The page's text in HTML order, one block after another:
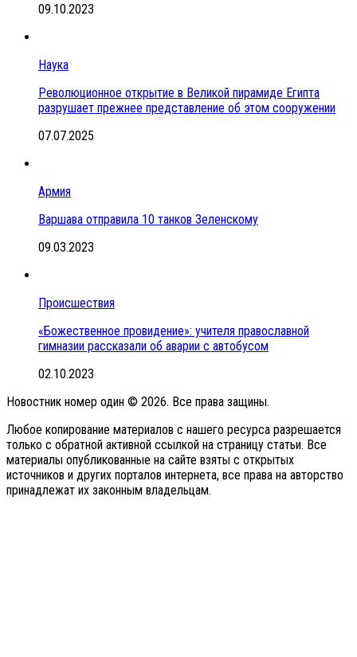
09.10.2023
Наука
Революционное открытие в Великой пирамиде Египта
разрушает прежнее представление об этом сооружении
07.07.2025
Армия
Варшава отправила 10 танков Зеленскому
09.03.2023
Происшествия
«Божественное провидение»: учителя православной
гимназии рассказали об аварии с автобусом
02.10.2023
Новостник номер один © 2026. Все права защины.
Любое копирование материалов с нашего ресурса разрешается
только с обратной активной ссылкой на страницу статьи. Все
материалы опубликованные на сайте взяты с открытых
источников и других порталов интернета, все права на авторство
принадлежат их законным владельцам.